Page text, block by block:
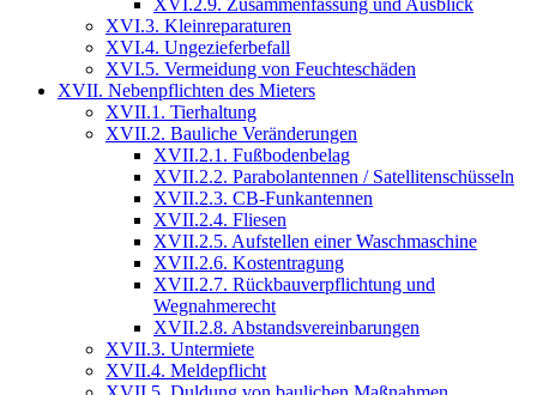
XVI.3. Kleinreparaturen
XVI.4. Ungezieferbefall
XVI.5. Vermeidung von Feuchteschäden
XVII. Nebenpflichten des Mieters
XVII.1. Tierhaltung
XVII.2. Bauliche Veränderungen
XVII.2.1. Fußbodenbelag
XVII.2.2. Parabolantennen / Satellitenschüsseln
XVII.2.3. CB-Funkantennen
XVII.2.4. Fliesen
XVII.2.5. Aufstellen einer Waschmaschine
XVII.2.6. Kostentragung
XVII.2.7. Rückbauverpflichtung und
Wegnahmerecht
XVII.2.8. Abstandsvereinbarungen
XVII.3. Untermiete
XVII.4. Meldepflicht